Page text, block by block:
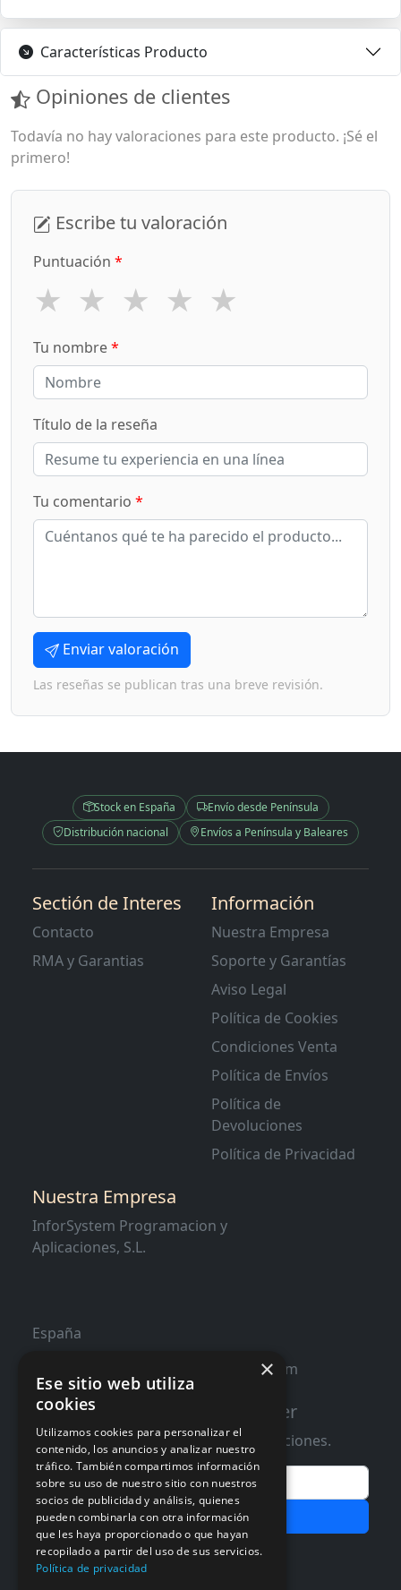
Características Producto
Opiniones de clientes
Todavía no hay valoraciones para este producto. ¡Sé el
primero!
Escribe tu valoración
Puntuación *
★ ★ ★ ★ ★
Tu nombre*
Título de la reseña
Tu comentario *
Enviar valoración
Las reseñas se publican tras una breve revisión.
Stock en España
Envío desde Península
Distribución nacional
Envíos a Península y Baleares
Sectión de Interes
Contacto
RMA y Garantias
Información
Nuestra Empresa
Soporte y Garantías
Aviso Legal
Política de Cookies
Condiciones Venta
Política de Envíos
Política de
Devoluciones
Política de Privacidad
Nuestra Empresa
InforSystem Programacion y
Aplicaciones, S.L.
España
contacto@distribucioninformatica.com
Suscribete a nuestro Newsletter
Te informaremos de ofertas y promociones.
Email
Subscribir
Aceptar Politica dePrivacidad
×
Ese sitio web utiliza
cookies
Utilizamos cookies para personalizar el
contenido, los anuncios y analizar nuestro
tráfico. También compartimos información
sobre su uso de nuestro sitio con nuestros
socios de publicidad y análisis, quienes
pueden combinarla con otra información
que les haya proporcionado o que hayan
recopilado a partir del uso de sus servicios.
Política de privacidad